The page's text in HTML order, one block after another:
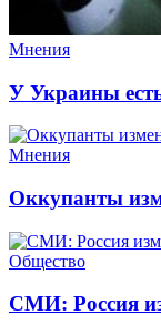
Мнения
У Украины
Мнения
Оккупанты
Общество
СМИ: Россия